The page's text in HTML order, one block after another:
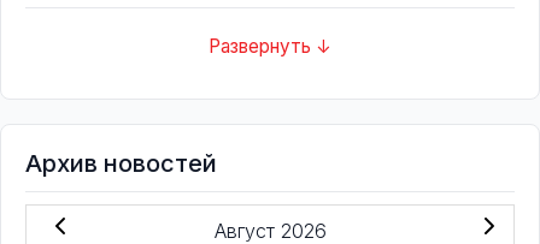
Развернуть ↓
Архив новостей
Август 2026